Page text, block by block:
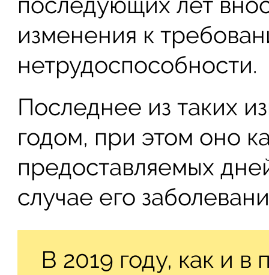
изменения к
нетрудоспособности.
Последнее из таких
годом, при этом оно
предоставляемых
случае его
В 2019 году, как и